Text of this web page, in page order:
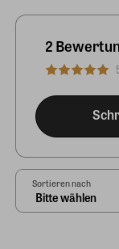
2
Sortieren nach